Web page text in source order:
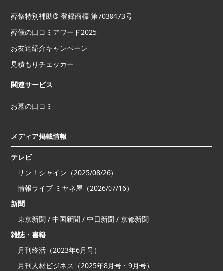
葬祭特別補助® 登録商標 第7038473号
葬儀の口コミアワード2025
お友達紹介キャンペーン
見積もりチェッカー
関連サービス
お墓の口コミ
メディア掲載情報
テレビ
サン！シャイン（2025/08/26）
情報ライブ ミヤネ屋（2026/07/16）
新聞
東京新聞 / 中国新聞 / 中日新聞 / 京都新聞
雑誌・書籍
月刊終活（2023年6月号）
月刊人材ビジネス（2025年8月号・9月号）